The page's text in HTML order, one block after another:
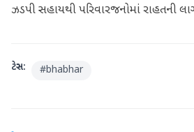
ઝડપી સહાયથી પરિવારજનોમાં રાહતની
ટેગ્સ: #bhabhar